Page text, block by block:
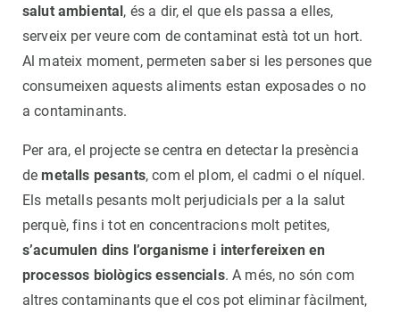
salut ambiental , és a dir, el que els passa a elles,
serveix per veure com de contaminat està tot un hort.
Al mateix moment, permeten saber si les persones que
consumeixen aquests aliments estan exposades o no
a contaminants.
Per ara, el projecte se centra en detectar la presència
demetalls pesants, com el plom, el cadmi o el níquel.
Els metalls pesants molt perjudicials per a la salut
perquè, fins i tot en concentracions molt petites,
s’acumulen dins l’organisme i interfereixen en
processos biològics essencials. A més, no són com
altres contaminants que el cos pot eliminar fàcilment,